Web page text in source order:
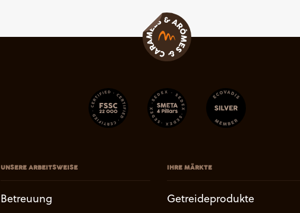
UNSERE ARBEITSWEISE
Betreuung
IHRE MÄRKTE
Getreideprodukte